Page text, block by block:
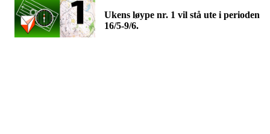
Ukens løype nr. 1 vil stå ute i perioden
16/5-9/6.